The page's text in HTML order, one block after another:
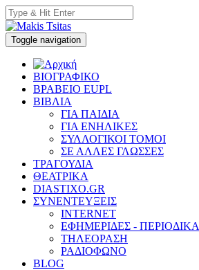
Toggle navigation
ΒΙΟΓΡΑΦΙΚΟ
ΒΡΑΒΕΙΟ EUPL
ΒΙΒΛΙΑ
ΓΙΑ ΠΑΙΔΙΑ
ΓΙΑ ΕΝΗΛΙΚΕΣ
ΣΥΛΛΟΓΙΚΟΙ ΤΟΜΟΙ
ΣΕ ΑΛΛΕΣ ΓΛΩΣΣΕΣ
ΤΡΑΓΟΥΔΙΑ
ΘΕΑΤΡΙΚΑ
DIASTIXO.GR
ΣΥΝΕΝΤΕΥΞΕΙΣ
INTERNET
ΕΦΗΜΕΡΙΔΕΣ - ΠΕΡΙΟΔΙΚΑ
ΤΗΛΕΟΡΑΣΗ
ΡΑΔΙΟΦΩΝΟ
BLOG